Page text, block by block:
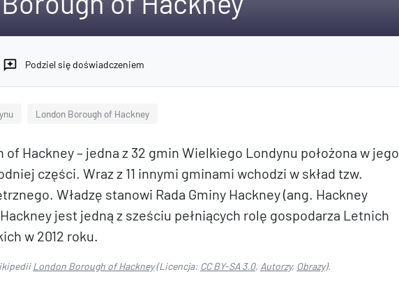
reviews Podziel się doświadczeniem
London Borough of Hackney
Hackney – jedna z 32 gmin Wielkiego Londynu położona w jego
części. Wraz z 11 innymi gminami wchodzi w skład tzw.
Władzę stanowi Rada Gminy Hackney (ang. Hackney
jest jedną z sześciu pełniących rolę gospodarza Letnich
w 2012 roku.
London Borough of Hackney(Licencja: CC BY-SA 3.0, Autorzy, Obrazy).